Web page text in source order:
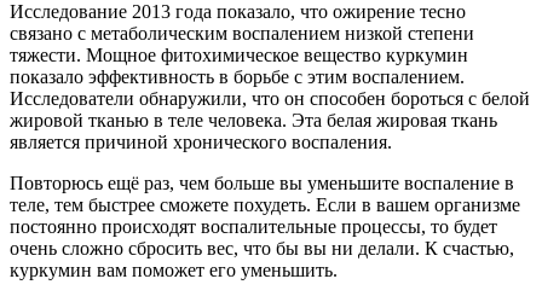
Исследование 2013 года показало, что ожирение тесно
связано с метаболическим воспалением низкой степени
тяжести. Мощное фитохимическое вещество куркумин
показало эффективность в борьбе с этим воспалением.
Исследователи обнаружили, что он способен бороться с белой
жировой тканью в теле человека. Эта белая жировая ткань
является причиной хронического воспаления.
Повторюсь ещё раз, чем больше вы уменьшите воспаление в
теле, тем быстрее сможете похудеть. Если в вашем организме
постоянно происходят воспалительные процессы, то будет
очень сложно сбросить вес, что бы вы ни делали. К счастью,
куркумин вам поможет его уменьшить.